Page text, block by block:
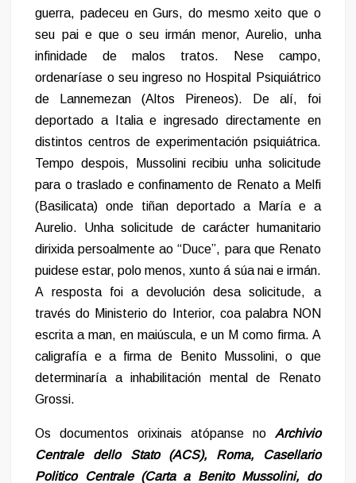
guerra, padeceu en Gurs, do mesmo xeito que o
seu pai e que o seu irmán menor, Aurelio, unha
infinidade de malos tratos. Nese campo,
ordenaríase o seu ingreso no Hospital Psiquiátrico
de Lannemezan (Altos Pireneos). De alí, foi
deportado a Italia e ingresado directamente en
distintos centros de experimentación psiquiátrica.
Tempo despois, Mussolini recibiu unha solicitude
para o traslado e confinamento de Renato a Melfi
(Basilicata) onde tiñan deportado a María e a
Aurelio. Unha solicitude de carácter humanitario
dirixida persoalmente ao “Duce”, para que Renato
puidese estar, polo menos, xunto á súa nai e irmán.
A resposta foi a devolución desa solicitude, a
través do Ministerio do Interior, coa palabra NON
escrita a man, en maiúscula, e un M como firma. A
caligrafía e a firma de Benito Mussolini, o que
determinaría a inhabilitación mental de Renato
Grossi.
Os documentos orixinais atópanse no Archivio
Centrale dello Stato (ACS), Roma, Casellario
Politico Centrale (Carta a Benito Mussolini, do